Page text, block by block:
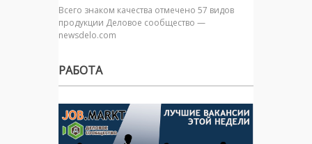
Всего знаком качества отмечено 57 видов
продукции Деловое сообщество —
newsdelo.com
РАБОТА